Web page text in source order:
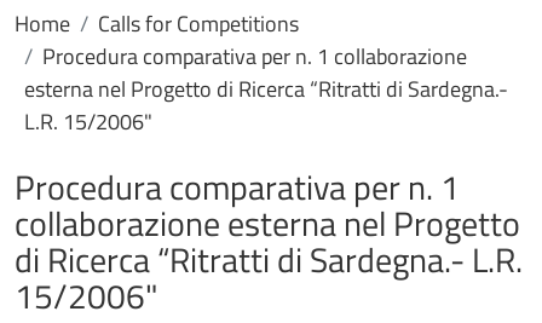
Home
Calls for Competitions
Procedura comparativa per n. 1 collaborazione
esterna nel Progetto di Ricerca “Ritratti di Sardegna.-
L.R. 15/2006"
Procedura comparativa per n. 1
collaborazione esterna nel Progetto
di Ricerca “Ritratti di Sardegna.- L.R.
15/2006"